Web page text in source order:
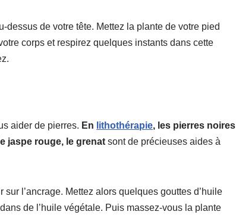
de votre tête. Mettez la plante de votre pied
corps et respirez quelques instants dans cette
aider de pierres. En lithothérapie, les pierres noires
jaspe rouge, le grenat sont de précieuses aides à
l’ancrage. Mettez alors quelques gouttes d’huile
de l’huile végétale. Puis massez-vous la plante